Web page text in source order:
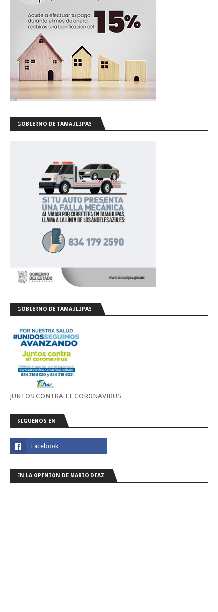
GOBIERNO DE TAMAULIPAS
GOBIERNO DE TAMAULIPAS
JUNTOS CONTRA EL CORONAVIRUS
SIGUENOS EN
EN LA OPINIÓN DE MARIO DIAZ